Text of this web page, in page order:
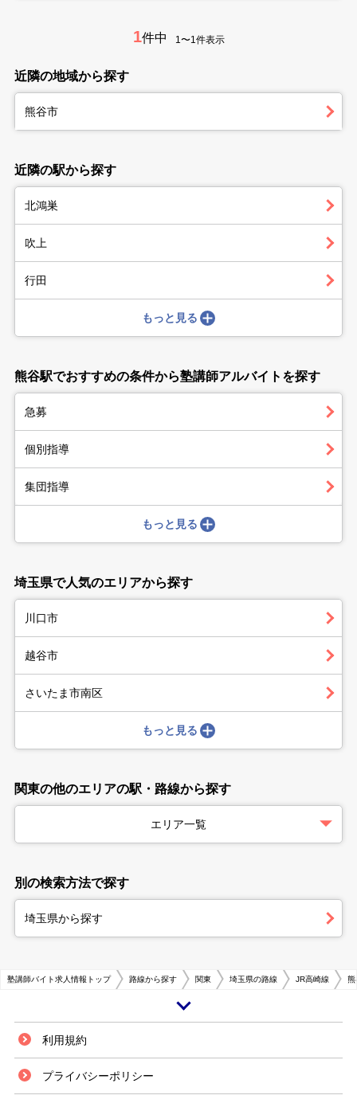
1件中 1〜1件表示
近隣の地域から探す
熊谷市
近隣の駅から探す
北鴻巣
吹上
行田
もっと見る
熊谷駅でおすすめの条件から塾講師アルバイトを探す
急募
個別指導
集団指導
もっと見る
埼玉県で人気のエリアから探す
川口市
越谷市
さいたま市南区
もっと見る
関東の他のエリアの駅・路線から探す
エリア一覧
別の検索方法で探す
埼玉県から探す
塾講師バイト求人情報トップ 路線から探す 関東 埼玉県の路線 JR高崎線 熊
熊谷駅は埼玉県熊谷市にあるJR東日本・秩父鉄道の駅です。埼玉県の北部
スが市の東西を横断し国道が市の南北を縦断するなど、交通の要衝として埼
玉県北部エリアの経済の中心地になっています。また同駅を有する熊谷市は
荒川と利根川の2つの河川に恵まれた肥沃な大地で農業が盛んに行われ、出
利用規約
プライバシーポリシー